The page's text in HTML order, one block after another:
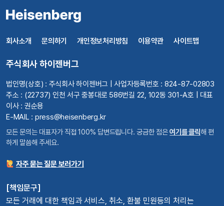
회사소개 문의하기 개인정보처리방침 이용약관 사이트맵
주식회사 하이젠버그
법인명(상호) : 주식회사 하이젠버그 | 사업자등록번호 : 824-87-02803
주소 : (22737) 인천 서구 중봉대로 586번길 22, 102동 301-A호 | 대표
이사 : 권순용
E-MAIL : press@heisenberg.kr
모든 문의는 대표자가 직접 100% 답변드립니다. 궁금한 점은여기를 클릭해 편
하게 말씀해 주세요.
자주 묻는 질문 보러가기
[책임문구]
모든 거래에 대한 책임과 서비스, 취소, 환불 민원등의 처리는